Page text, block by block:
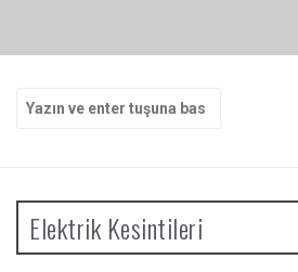
yap:
Elektrik Kesintileri